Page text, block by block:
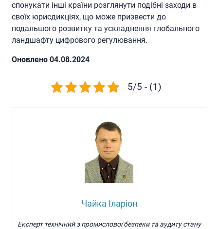
спонукати інші країни розглянути подібні заходи в
своїх юрисдикціях, що може призвести до
подальшого розвитку та ускладнення глобального
ландшафту цифрового регулювання.
Oновлено 04.08.2024
5/5 - (1)
Чайка Іларіон
Експерт технічний з промислової безпеки та аудиту стану